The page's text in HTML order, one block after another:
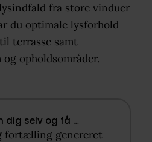
fra store vinduer
du optimale lysforhold
terrasse samt
opholdsområder.
dig selv og få …​
fortælling genereret